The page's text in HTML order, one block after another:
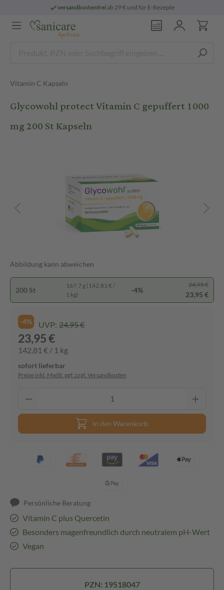
versandkostenfreiab 29 € und für E-Rezepte
Vitamin C Kapseln
Glycowohl protect Vitamin C gepuffert 1000
mg 200 St Kapseln
Abbildung kann abweichen
200 St
167,7 g (142,81 € /
1 kg)
-4%
24,95 €
23,95 €
-4% UVP: 24,95 €
23,95 €
142,81 € / 1 kg
sofort lieferbar
Preise inkl. MwSt. ggf. zzgl. Versandkosten
In den Warenkorb
Persönliche Beratung
Vitamin C plus Quercetin
Besonders magenfreundlich durch neutralem pH-Wert
Vegan
PZN: 19518047